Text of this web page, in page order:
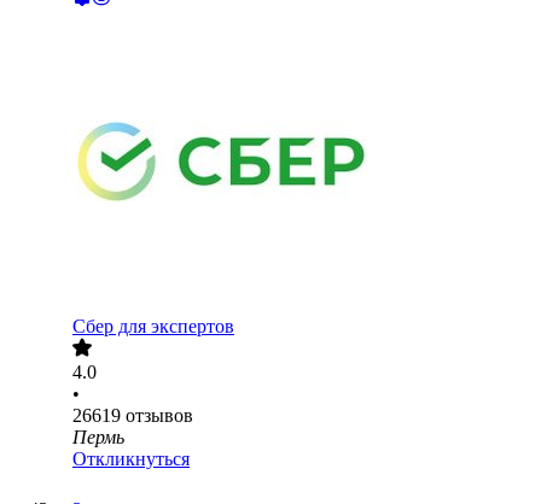
Сбер для экспертов
4.0
•
26619 отзывов
Пермь
Откликнуться